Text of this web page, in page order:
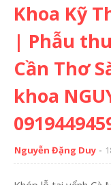
Khoa Kỹ
| Phẫu
Cần Thơ
khoa
Nguyễn Đặng Duy